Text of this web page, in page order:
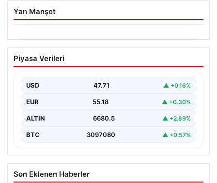
Yan Manşet
06.08.2026
Trabzonspor’da Mohamed Salah’ın
Transferinde Görkemli İmza Töreni:
Trabzonspor, dünya futbolunun yıldız isimlerinden
yaşıyor. Yoğun ilgiyle karşılanan…
Piyasa Verileri
USD 47.71 ▲ +0.16%
EUR 55.18 ▲ +0.30%
ALTIN 6680.5 ▲ +2.89%
BTC 3097080 ▲ +0.57%
Son Eklenen Haberler